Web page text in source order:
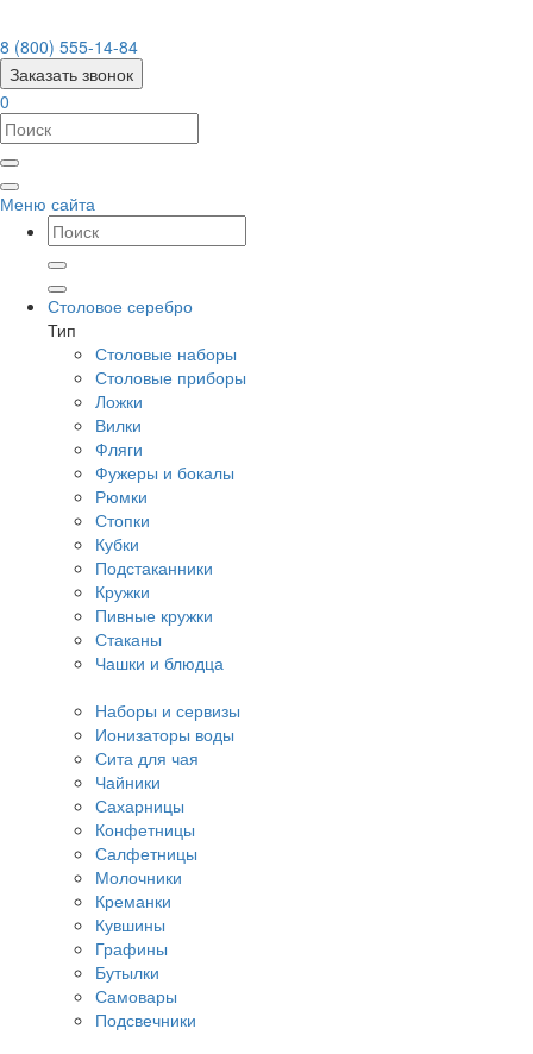
8 (800) 555-14-84
Заказать звонок
0
Меню сайта
Столовое серебро
Тип
Столовые наборы
Столовые приборы
Ложки
Вилки
Фляги
Фужеры и бокалы
Рюмки
Стопки
Кубки
Подстаканники
Кружки
Пивные кружки
Стаканы
Чашки и блюдца
Наборы и сервизы
Ионизаторы воды
Сита для чая
Чайники
Сахарницы
Конфетницы
Салфетницы
Молочники
Креманки
Кувшины
Графины
Бутылки
Самовары
Подсвечники